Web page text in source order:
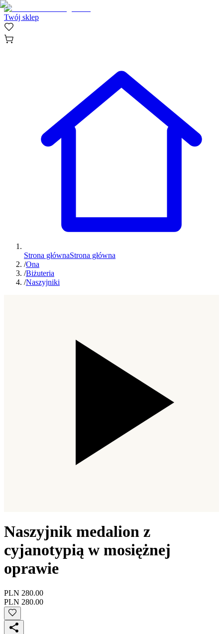
Twój sklep
Strona głównaStrona główna
/Ona
/Biżuteria
/Naszyjniki
Naszyjnik medalion z
cyjanotypią w mosiężnej
oprawie
PLN 280.00
PLN 280.00